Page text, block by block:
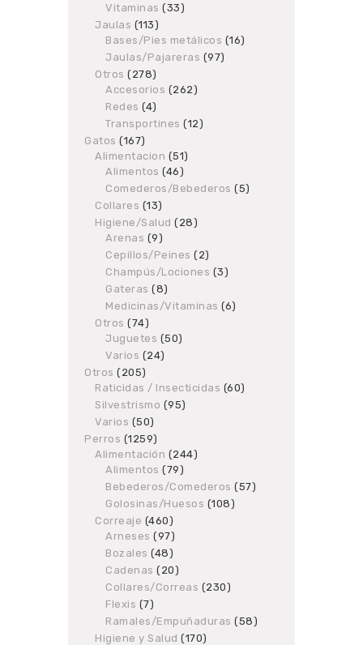
Vitaminas 3333
Jaulas 113113
products
Bases/Pies metálicos 1616
Jaulas/Pajareras 9797
Otros 278278
products
Accesorios 262262
Redes 44
products
Transportines 1212
Gatos 167167
products
Alimentacion 5151
Alimentos 4646
products
Comederos/Bebederos 55
Collares 1313
products
Higiene/Salud 2828
Arenas 99
products
Cepillos/Peines 22
products
Champús/Lociones 33
Gateras 88
products
Medicinas/Vitaminas 66
Otros 7474
products
Juguetes 5050
Varios 2424
Otros 205205
products
Raticidas / Insecticidas 6060
Silvestrismo 9595
Varios 5050
products
Perros 12591259
products
Alimentación 244244
Alimentos 7979
products
Bebederos/Comederos 5757
Golosinas/Huesos 108108
Correaje 460460
products
Arneses 9797
products
Bozales 4848
products
Cadenas 2020
products
Collares/Correas 230230
Flexis 77
products
Ramales/Empuñaduras 5858
Higiene y Salud 170170